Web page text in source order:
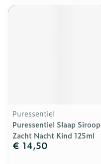
Puressentiel
Puressentiel Slaap Siroop
Zacht Nacht Kind 125ml
€ 14,50